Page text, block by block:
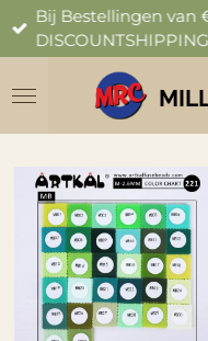
Ga
direct
de
hoofdinhoud
Bij Bestellingen van